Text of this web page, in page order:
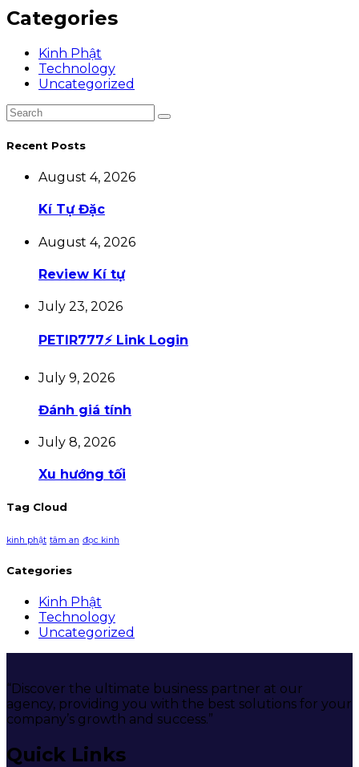
Categories
Kinh Phật
Technology
Uncategorized
Recent Posts
August 4, 2026
Kí Tự Đặc
August 4, 2026
Review Kí tự
July 23, 2026
PETIR777⚡ Link Login
July 9, 2026
Đánh giá tính
July 8, 2026
Xu hướng tối
Tag Cloud
kinh phật tâm an đọc kinh
Categories
Kinh Phật
Technology
Uncategorized
“Discover the ultimate business partner at our
agency, providing you with the best solutions for your
company’s growth and success.”
Quick Links